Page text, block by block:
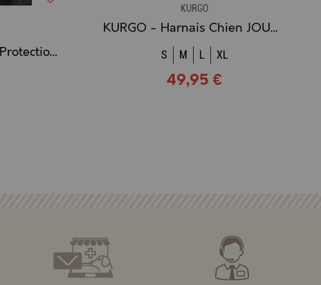
KURGO - Housse de Protection de Banquette "No slip Grip" Imperméable
KURGO
KURGO - Harnais Chien JOURNEY AIR VIOLET
S M L XL
49,95 €